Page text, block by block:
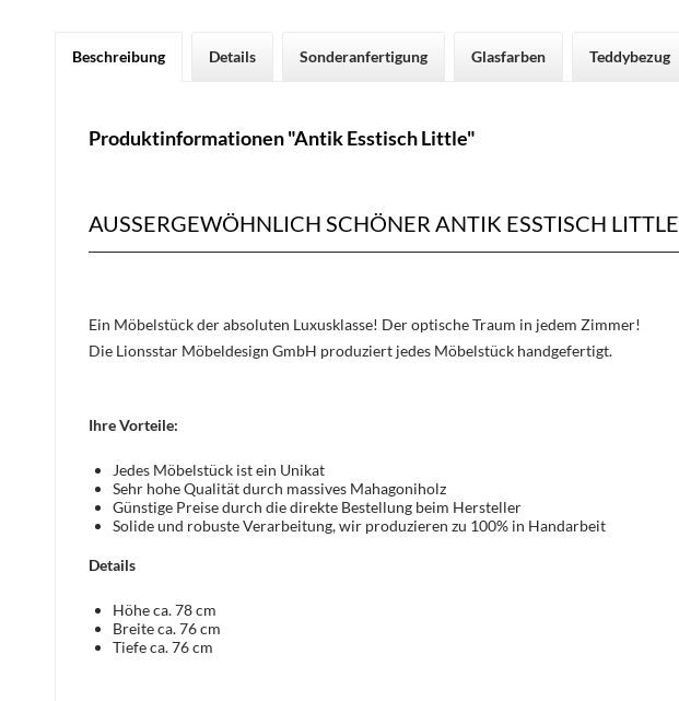
Beschreibung Details Sonderanfertigung Glasfarben Teddybezug
Produktinformationen "Antik Esstisch Little"
AUSSERGEWÖHNLICH SCHÖNER ANTIK ESSTISCH LITTLE.
Ein Möbelstück der absoluten Luxusklasse! Der optische Traum in jedem Zimmer!
Die Lionsstar Möbeldesign GmbH produziert jedes Möbelstück handgefertigt.
Ihre Vorteile:
Jedes Möbelstück ist ein Unikat
Sehr hohe Qualität durch massives Mahagoniholz
Günstige Preise durch die direkte Bestellung beim Hersteller
Solide und robuste Verarbeitung, wir produzieren zu 100% in Handarbeit
Details
Höhe ca. 78 cm
Breite ca. 76 cm
Tiefe ca. 76 cm